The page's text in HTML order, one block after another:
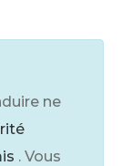
ne
. Vous